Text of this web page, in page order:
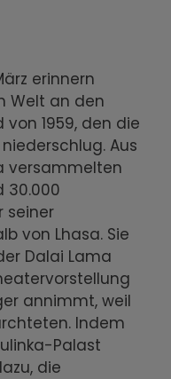
erinnern
Welt an den
1959, den die
Aus
versammelten
30.000
seiner
von Lhasa. Sie
Dalai Lama
annimmt, weil
Indem
Palast
die